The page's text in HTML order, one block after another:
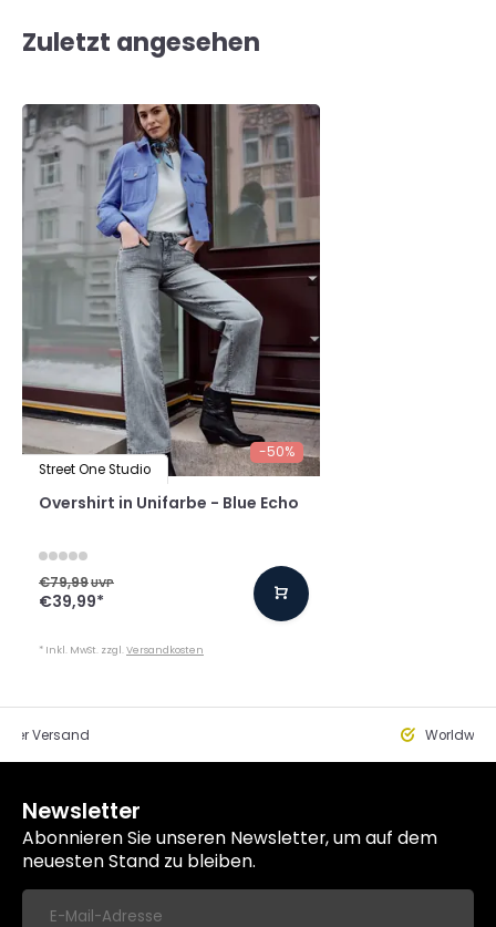
Zuletzt angesehen
-50%
Street One Studio
Overshirt in Unifarbe - Blue Echo
€79,99UVP
€39,99*
* Inkl. MwSt. zzgl.Versandkosten
Versand
Newsletter
Abonnieren Sie unseren Newsletter, um auf dem
neuesten Stand zu bleiben.